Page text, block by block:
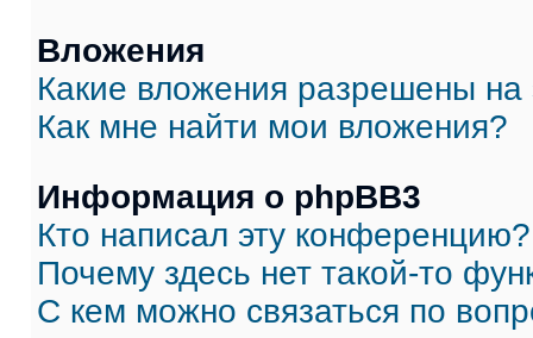
Вложения
Какие вложения разрешены
Как мне найти мои вложения?
Информация о phpBB3
Кто написал эту конференцию?
Почему здесь нет такой-то
С кем можно связаться по